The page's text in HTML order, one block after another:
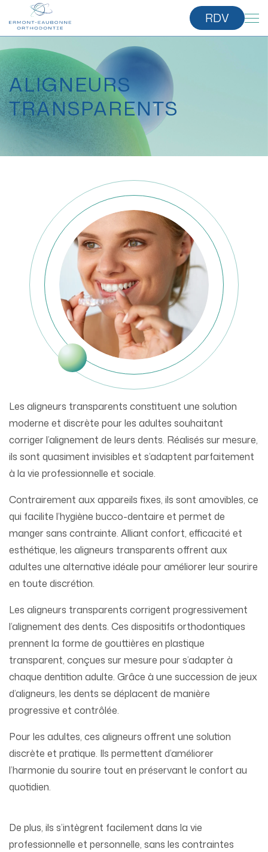
RDV
ALIGNEURS
TRANSPARENTS
Les aligneurs transparents constituent une solution
moderne et discrète pour les adultes souhaitant
corriger l’alignement de leurs dents. Réalisés sur mesure,
ils sont quasiment invisibles et s’adaptent parfaitement
à la vie professionnelle et sociale.
Contrairement aux appareils fixes, ils sont amovibles, ce
qui facilite l’hygiène bucco-dentaire et permet de
manger sans contrainte. Alliant confort, efficacité et
esthétique, les aligneurs transparents offrent aux
adultes une alternative idéale pour améliorer leur sourire
en toute discrétion.
Les aligneurs transparents corrigent progressivement
l’alignement des dents. Ces dispositifs orthodontiques
prennent la forme de gouttières en plastique
transparent, conçues sur mesure pour s’adapter à
chaque dentition adulte. Grâce à une succession de jeux
d’aligneurs, les dents se déplacent de manière
progressive et contrôlée.
Pour les adultes, ces aligneurs offrent une solution
discrète et pratique. Ils permettent d’améliorer
l’harmonie du sourire tout en préservant le confort au
quotidien.
De plus, ils s’intègrent facilement dans la vie
professionnelle et personnelle, sans les contraintes